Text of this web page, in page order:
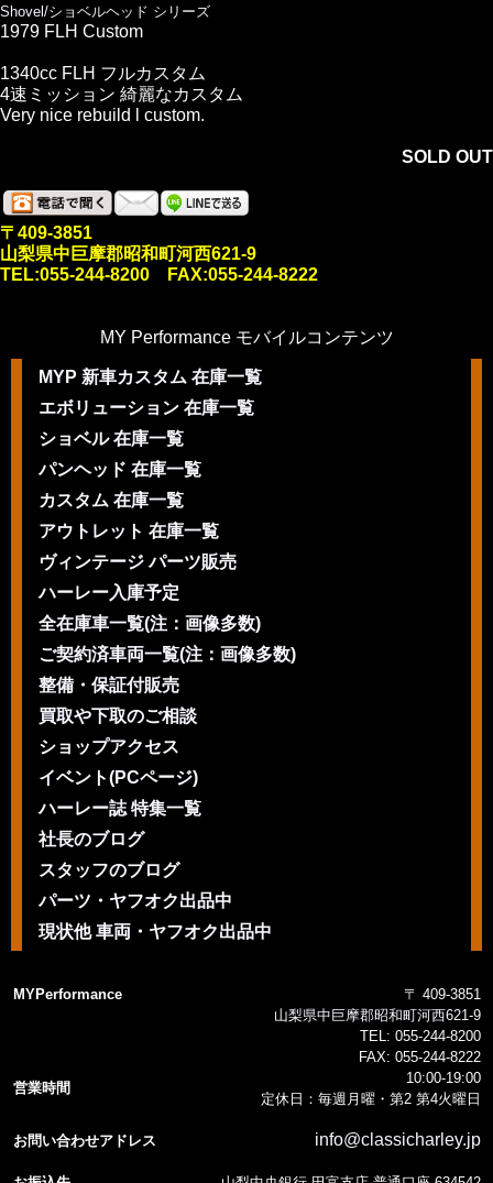
Shovel/ショベルヘッド シリーズ
1979 FLH Custom
1340cc FLH フルカスタム
4速ミッション 綺麗なカスタム
Very nice rebuild l custom.
SOLD OUT
〒409-3851
山梨県中巨摩郡昭和町河西621-9
TEL:055-244-8200 FAX:055-244-8222
MY Performance モバイルコンテンツ
MYP 新車カスタム 在庫一覧
エボリューション 在庫一覧
ショベル 在庫一覧
パンヘッド 在庫一覧
カスタム 在庫一覧
アウトレット 在庫一覧
ヴィンテージ パーツ販売
ハーレー入庫予定
全在庫車一覧(注：画像多数)
ご契約済車両一覧(注：画像多数)
整備・保証付販売
買取や下取のご相談
ショップアクセス
イベント(PCページ)
ハーレー誌 特集一覧
社長のブログ
スタッフのブログ
パーツ・ヤフオク出品中
現状他 車両・ヤフオク出品中
MYPerformance
〒 409-3851
山梨県中巨摩郡昭和町河西621-9
TEL: 055-244-8200
FAX: 055-244-8222
営業時間
10:00-19:00
定休日：毎週月曜・第2 第4火曜日
お問い合わせアドレス info@classicharley.jp